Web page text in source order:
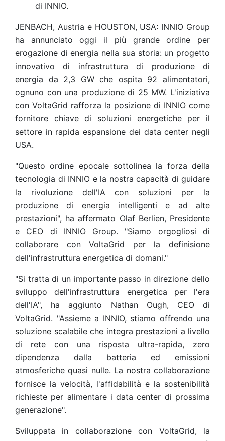
di INNIO.
JENBACH, Austria e HOUSTON, USA: INNIO Group
ha annunciato oggi il più grande ordine per
erogazione di energia nella sua storia: un progetto
innovativo di infrastruttura di produzione di
energia da 2,3 GW che ospita 92 alimentatori,
ognuno con una produzione di 25 MW. L'iniziativa
con VoltaGrid rafforza la posizione di INNIO come
fornitore chiave di soluzioni energetiche per il
settore in rapida espansione dei data center negli
USA.
"Questo ordine epocale sottolinea la forza della
tecnologia di INNIO e la nostra capacità di guidare
la rivoluzione dell'IA con soluzioni per la
produzione di energia intelligenti e ad alte
prestazioni", ha affermato Olaf Berlien, Presidente
e CEO di INNIO Group. "Siamo orgogliosi di
collaborare con VoltaGrid per la definisione
dell'infrastruttura energetica di domani."
"Si tratta di un importante passo in direzione dello
sviluppo dell'infrastruttura energetica per l'era
dell'IA", ha aggiunto Nathan Ough, CEO di
VoltaGrid. "Assieme a INNIO, stiamo offrendo una
soluzione scalabile che integra prestazioni a livello
di rete con una risposta ultra-rapida, zero
dipendenza dalla batteria ed emissioni
atmosferiche quasi nulle. La nostra collaborazione
fornisce la velocità, l'affidabilità e la sostenibilità
richieste per alimentare i data center di prossima
generazione".
Sviluppata in collaborazione con VoltaGrid, la